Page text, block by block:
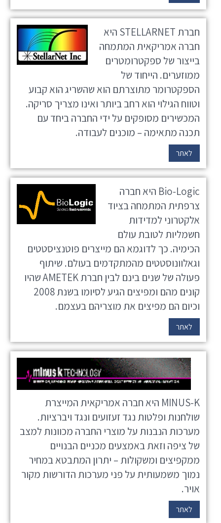
חברת STELLARNET היא
חברה אמריקאית המתמחה
בייצור של ספקטרומטרים
ממוזערים. הייחוד של
הספקטרומר מתוצרתם הוא שהשריג הוא קבוע
וטווח הגילוי הוא רחב ביותר ואינו מצריך סריקה.
המכשירים מסופקים על ידי החברה ביחד עם
תכנה מתאימה – מוכנים לעבודה.
לאתר
Bio-Logic היא חברה
צרפתית המתמחה בציוד
אלקטרוני למדידות
חשמליות לטובת עולם
הכימיה. כך לדוגמא הם מייצרים פוטנציסטטים
וגאלוונוסטטים מהמתקדמים בעולם. שיתוף
פעולה של שנים בינם לבין חברת AMETEK שהיו
קונים מהם ומפיצים הגיע לסיומו בשנת 2008
וכיום הם מפיצים את מוצריהם בעצמם.
לאתר
MINUS-K היא חברה אמריקאית המייצרת
שולחנות ופלטות נגד זעזועים ונגד ויברציות.
מערכות הנבנות על מוצרי החברה מכוונות למצב
של ציפה וזאת באמצעים מכניים הבנויים
ממקפיצים ומשקולות – יתרון המתבטא במחיר
נמוך משמעותית על פני מערכות הדורשות מקור
אויר.
לאתר